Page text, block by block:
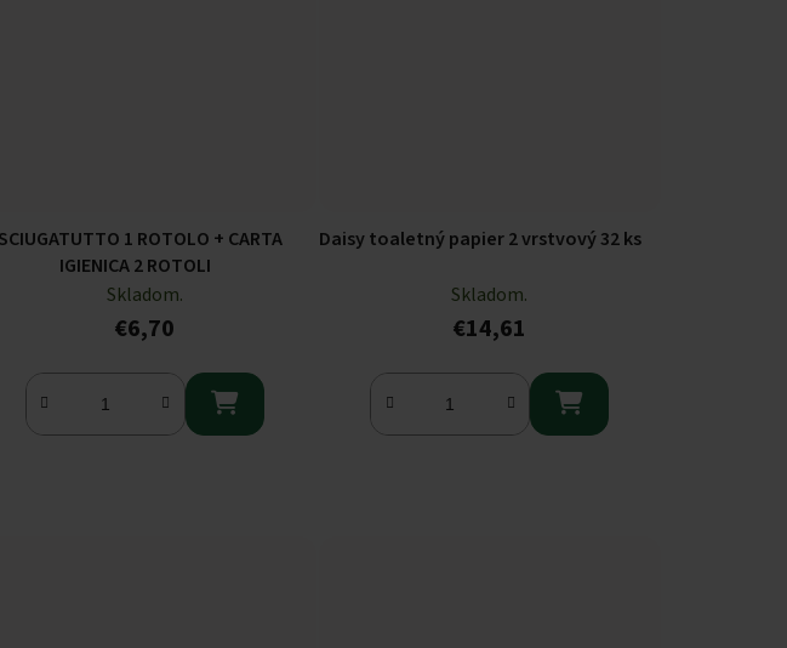
1 ROTOLO + CARTA
IGIENICA 2 ROTOLI
Skladom.
€6,70

Daisy toaletný papier 2 vrstvový 32 ks
Skladom.
€14,61
